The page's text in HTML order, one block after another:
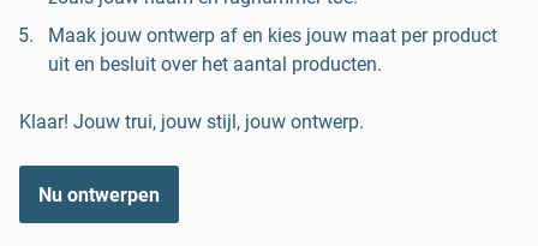
Maak jouw ontwerp af en kies jouw maat per product
uit en besluit over het aantal producten.
Klaar! Jouw trui, jouw stijl, jouw ontwerp.
Nu ontwerpen